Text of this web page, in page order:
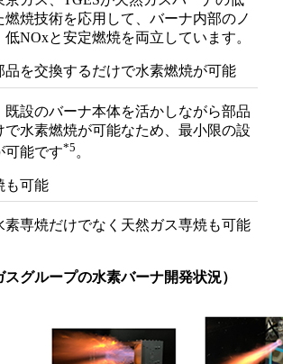
焼技術を応用して、バーナ内部のノ
NOxと安定燃焼を両立しています。
品を交換するだけで水素燃焼が可能
設のバーナ本体を活かしながら部品
で水素燃焼が可能なため、最小限の設
可能です*5 。
も可能
専焼だけでなく天然ガス専焼も可能
スグループの水素バーナ開発状況）